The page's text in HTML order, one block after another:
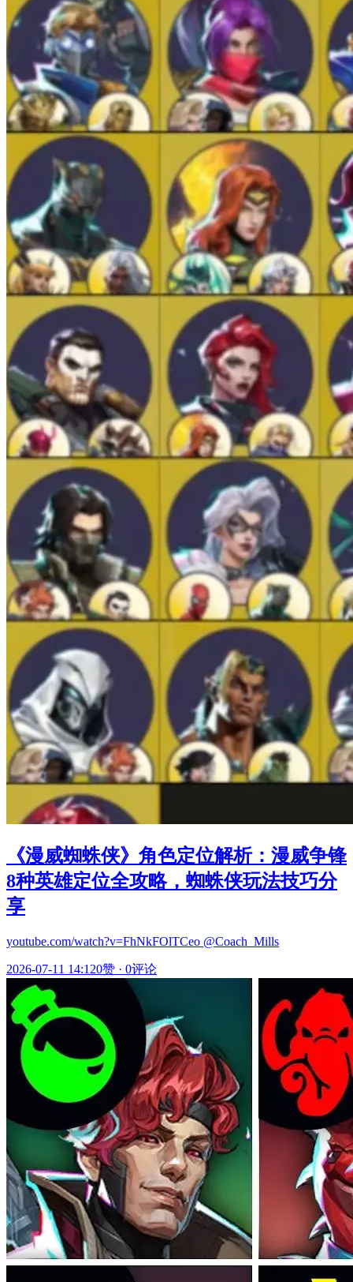
《漫威蜘蛛侠》角色定位解析：漫威争锋
8种英雄定位全攻略，蜘蛛侠玩法技巧分
享
youtube.com/watch?v=FhNkFOlTCeo @Coach_Mills
2026-07-11 14:120赞 · 0评论